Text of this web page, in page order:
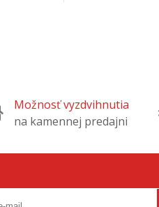
Možnosť vyzdvihnutia
na kamennej predajni